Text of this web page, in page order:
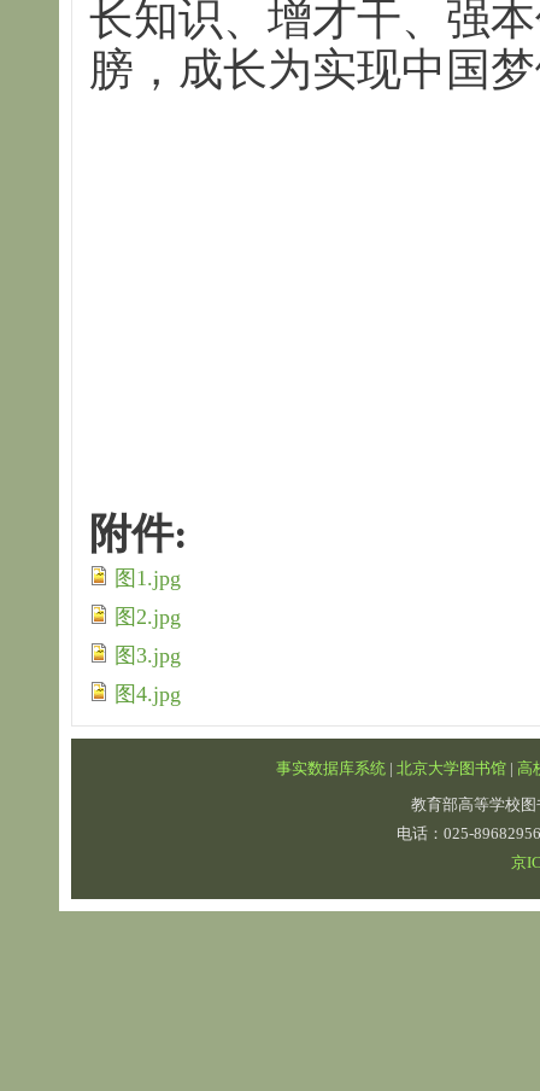
长知识、增才干、强
膀，成长为实现中国
附件:
图1.jpg
图2.jpg
图3.jpg
图4.jpg
事实数据库系统 | 北京大学图书馆| 高
教育部高等学校
电话：025-
京